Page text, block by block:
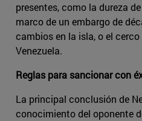
presentes, como la dureza
marco de un embargo de
cambios en la isla, o el
Venezuela.
Reglas para sancionar con
La principal conclusión de
conocimiento del oponente